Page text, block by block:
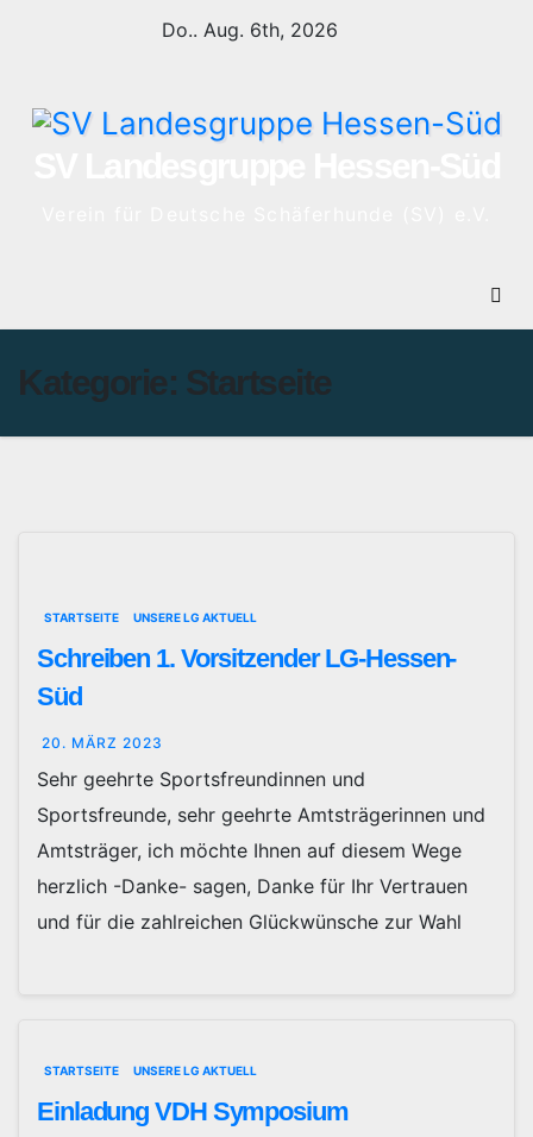
Do.. Aug. 6th, 2026
Kategorie: Startseite
STARTSEITE UNSERE LG AKTUELL
Schreiben 1. Vorsitzender LG-Hessen-
Süd
20. MÄRZ 2023
Sehr geehrte Sportsfreundinnen und
Sportsfreunde, sehr geehrte Amtsträgerinnen und
Amtsträger, ich möchte Ihnen auf diesem Wege
herzlich -Danke- sagen, Danke für Ihr Vertrauen
und für die zahlreichen Glückwünsche zur Wahl
STARTSEITE UNSERE LG AKTUELL
Einladung VDH Symposium